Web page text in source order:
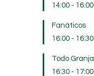
14:00 - 16:00
Fanáticos
16:00 - 16:30
Todo Granja
16:30 - 17:00